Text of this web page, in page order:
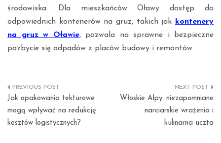
środowiska. Dla mieszkańców Oławy dostęp do
odpowiednich kontenerów na gruz, takich jak kontenery
na gruz w Oławie, pozwala na sprawne i bezpieczne
pozbycie się odpadów z placów budowy i remontów.
Nawigacja
wpisu
Jak opakowania tekturowe
mogą wpływać na redukcję
kosztów logistycznych?
Włoskie Alpy: niezapomniane
narciarskie wrażenia i
kulinarna uczta